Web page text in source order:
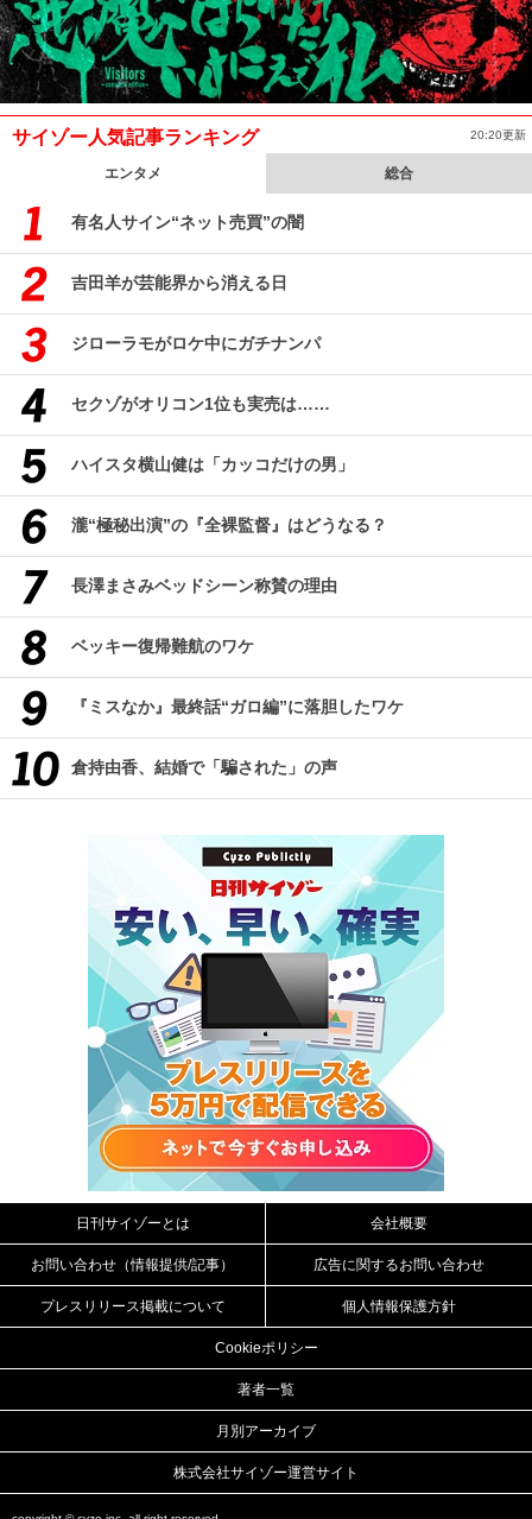
サイゾー人気記事ランキング 20:20更新
エンタメ 総合
有名人サイン“ネット売買”の闇
吉田羊が芸能界から消える日
ジローラモがロケ中にガチナンパ
セクゾがオリコン1位も実売は……
ハイスタ横山健は「カッコだけの男」
瀧“極秘出演”の『全裸監督』はどうなる？
長澤まさみベッドシーン称賛の理由
ベッキー復帰難航のワケ
『ミスなか』最終話“ガロ編”に落胆したワケ
倉持由香、結婚で「騙された」の声
日刊サイゾーとは 会社概要
お問い合わせ（情報提供/記事） 広告に関するお問い合わせ
プレスリリース掲載について 個人情報保護方針
Cookieポリシー
著者一覧
月別アーカイブ
株式会社サイゾー運営サイト